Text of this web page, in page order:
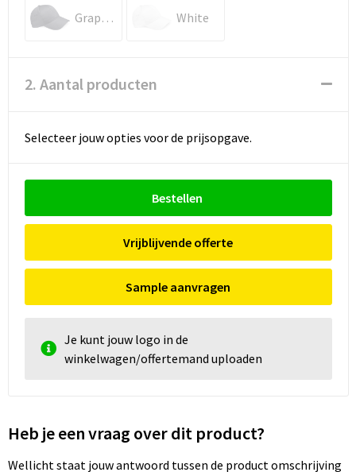
Graphite Grey White
2. Aantal producten
Selecteer jouw opties voor de prijsopgave.
Bestellen
Vrijblijvende offerte
Sample aanvragen
Je kunt jouw logo in de
winkelwagen/offertemand uploaden
Heb je een vraag over dit product?
Wellicht staat jouw antwoord tussen de product omschrijving